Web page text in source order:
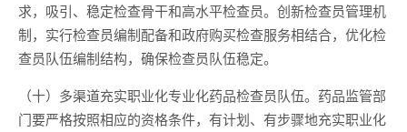
求，吸引、稳定检查骨干和高水平检查员。创新检查员管理机
制，实行检查员编制配备和政府购买检查服务相结合，优化检
查员队伍编制结构，确保检查员队伍稳定。
（十）多渠道充实职业化专业化药品检查员队伍。药品监管部
门要严格按照相应的资格条件，有计划、有步骤地充实职业化